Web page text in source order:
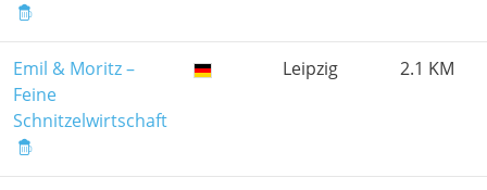
Emil & Moritz –
Feine
Schnitzelwirtschaft
Leipzig 2.1 KM